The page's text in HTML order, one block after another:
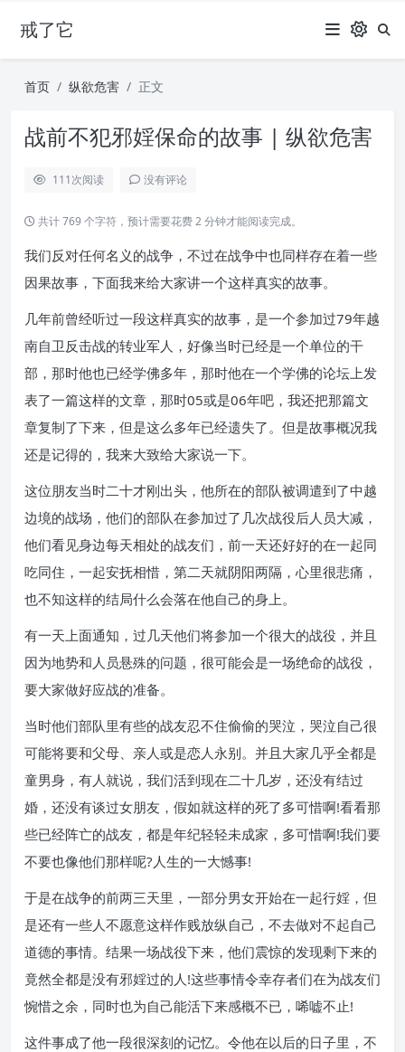
戒了它
首页 纵欲危害 正文
战前不犯邪婬保命的故事 | 纵欲危害
111次阅读 没有评论
共计 769 个字符，预计需要花费 2 分钟才能阅读完成。
我们反对任何名义的战争，不过在战争中也同样存在着一些
因果故事，下面我来给大家讲一个这样真实的故事。
几年前曾经听过一段这样真实的故事，是一个参加过79年越
南自卫反击战的转业军人，好像当时已经是一个单位的干
部，那时他也已经学佛多年，那时他在一个学佛的论坛上发
表了一篇这样的文章，那时05或是06年吧，我还把那篇文
章复制了下来，但是这么多年已经遗失了。但是故事概况我
还是记得的，我来大致给大家说一下。
这位朋友当时二十才刚出头，他所在的部队被调遣到了中越
边境的战场，他们的部队在参加过了几次战役后人员大减，
他们看见身边每天相处的战友们，前一天还好好的在一起同
吃同住，一起安抚相惜，第二天就阴阳两隔，心里很悲痛，
也不知这样的结局什么会落在他自己的身上。
有一天上面通知，过几天他们将参加一个很大的战役，并且
因为地势和人员悬殊的问题，很可能会是一场绝命的战役，
要大家做好应战的准备。
当时他们部队里有些的战友忍不住偷偷的哭泣，哭泣自己很
可能将要和父母、亲人或是恋人永别。并且大家几乎全都是
童男身，有人就说，我们活到现在二十几岁，还没有结过
婚，还没有谈过女朋友，假如就这样的死了多可惜啊!看看那
些已经阵亡的战友，都是年纪轻轻未成家，多可惜啊!我们要
不要也像他们那样呢?人生的一大憾事!
于是在战争的前两三天里，一部分男女开始在一起行婬，但
是还有一些人不愿意这样作贱放纵自己，不去做对不起自己
道德的事情。结果一场战役下来，他们震惊的发现剩下来的
竟然全都是没有邪婬过的人!这些事情令幸存者们在为战友们
惋惜之余，同时也为自己能活下来感概不已，唏嘘不止!
这件事成了他一段很深刻的记忆。令他在以后的日子里，不